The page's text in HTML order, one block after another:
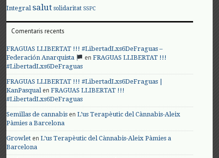
Integral salut solidaritat SSPC
Comentaris recents
FRAGUAS LLIBERTAT !!! #LibertadLxs6DeFraguas –
Federación Anarquista
enFRAGUAS LLIBERTAT !!!
#LibertadLxs6DeFraguas
FRAGUAS LLIBERTAT !!! #LibertadLxs6DeFraguas |
KanPasqualenFRAGUAS LLIBERTAT !!!
#LibertadLxs6DeFraguas
Semillas de cannabis enL’us Terapèutic del Cànnabis-Aleix
Pàmies a Barcelona
Growlet enL’us Terapèutic del Cànnabis-Aleix Pàmies a
Barcelona